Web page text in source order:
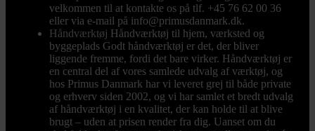
velkommen til at kontakte os på tlf. +45 76 62 00 36
eller via e-mail på info@primusdanmark.dk.
Håndværktøj Håndværktøj til hjem, værksted og
byggeplads Godt håndværktøj er det, der bliver
liggende fremme, fordi det bare virker. Håndværktøj er
en central del af vores samlede udvalg af værktøj, og
hos Primus Danmark har vi leveret grej til både private
og erhverv siden 2002, og vi har samlet et bredt udvalg
af håndværktøj i en kvalitet, der kan holde til at blive
brugt – uden at prisen render fra dig. Uanset om du